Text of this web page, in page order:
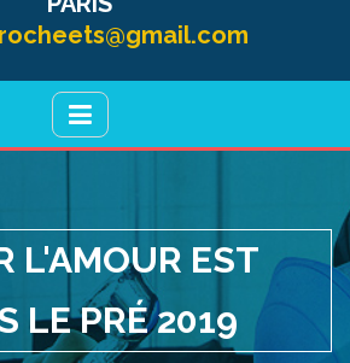
L'AMOUR EST
LE PRÉ 2019